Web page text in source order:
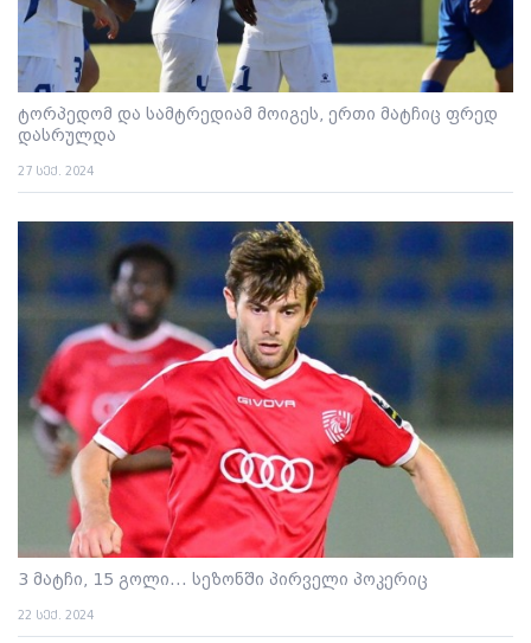
ტორპედომ და სამტრედიამ მოიგეს, ერთი მატჩიც ფრედ
დასრულდა
27 სექ. 2024
3 მატჩი, 15 გოლი... სეზონში პირველი პოკერიც
22 სექ. 2024